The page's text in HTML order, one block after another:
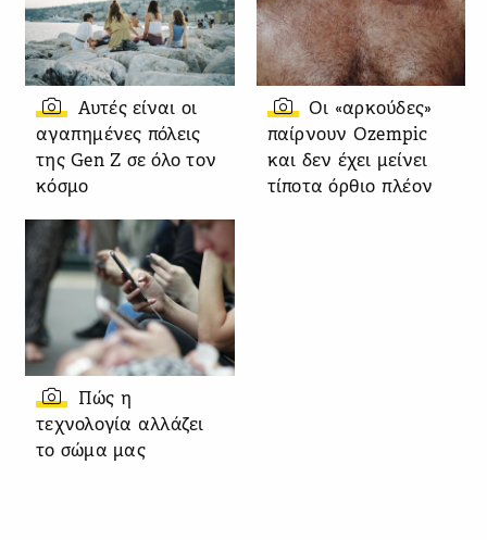
Αυτές είναι οι
αγαπημένες πόλεις
της Gen Z σε όλο τον
κόσμο
Οι «αρκούδες»
παίρνουν Ozempic
και δεν έχει μείνει
τίποτα όρθιο πλέον
Πώς η
τεχνολογία αλλάζει
το σώμα μας